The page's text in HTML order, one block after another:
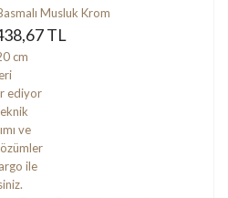
Musluk Krom
TL